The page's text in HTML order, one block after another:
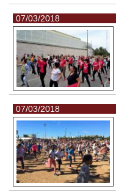
07/03/2018
07/03/2018